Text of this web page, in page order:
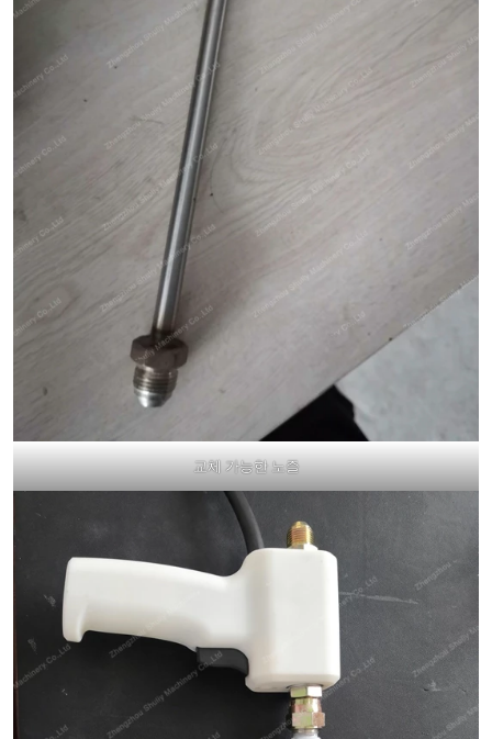
교체 가능한 노즐